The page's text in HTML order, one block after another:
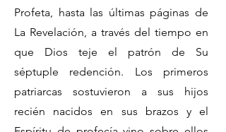
Profeta, hasta las últimas páginas de
La Revelación, a través del tiempo en
que Dios teje el patrón de Su
séptuple redención. Los primeros
patriarcas sostuvieron a sus hijos
recién nacidos en sus brazos y el